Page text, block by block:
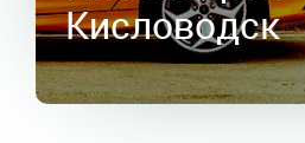
Кисловодск